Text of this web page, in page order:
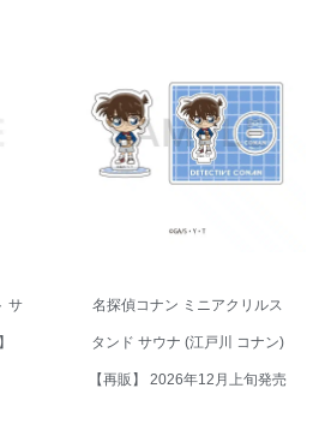
年
サ
名探偵コナン ミニアクリルスタ
ンド サウナ (江戸川 コナン)【再
販】 2026年12月上旬発売
名探偵コナン ミニアクリルス
タンド サウナ (江戸川 コナン)
【再販】 2026年12月上旬発売